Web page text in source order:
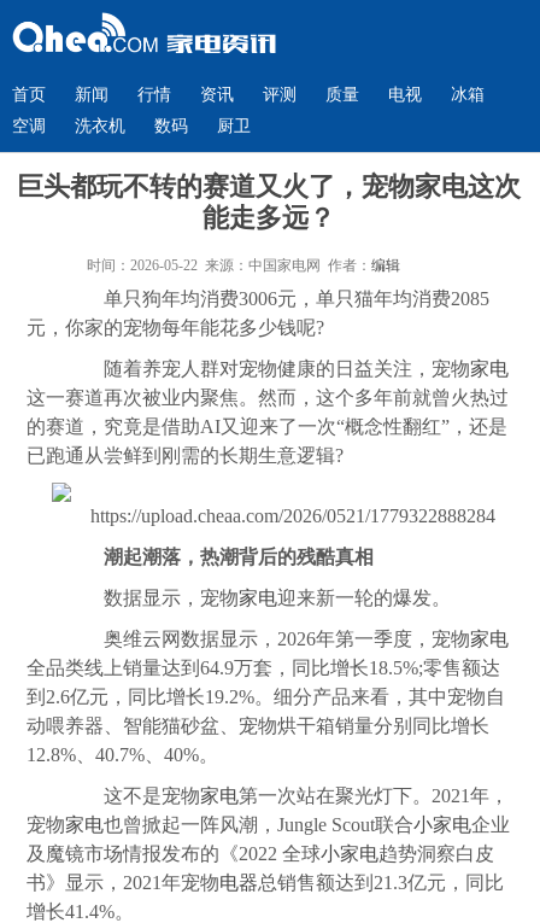
首页 新闻 行情 资讯 评测 质量 电视
冰箱
空调
洗衣机 数码 厨卫
巨头都玩不转的赛道又火了，宠物家电这次
能走多远？
时间：2026-05-22 来源：中国家电网 作者： 编辑
单只狗年均消费3006元，单只猫年均消费2085
元，你家的宠物每年能花多少钱呢?
随着养宠人群对宠物健康的日益关注，宠物家电
这一赛道再次被业内聚焦。然而，这个多年前就曾火热过
的赛道，究竟是借助AI又迎来了一次“概念性翻红”，还是
已跑通从尝鲜到刚需的长期生意逻辑?
潮起潮落，热潮背后的残酷真相
数据显示，宠物家电迎来新一轮的爆发。
奥维云网数据显示，2026年第一季度，宠物家电
全品类线上销量达到64.9万套，同比增长18.5%;零售额达
到2.6亿元，同比增长19.2%。细分产品来看，其中宠物自
动喂养器、智能猫砂盆、宠物烘干箱销量分别同比增长
12.8%、40.7%、40%。
这不是宠物家电第一次站在聚光灯下。2021年，
宠物家电也曾掀起一阵风潮，Jungle Scout联合小家电企业
及魔镜市场情报发布的《2022 全球小家电趋势洞察白皮
书》显示，2021年宠物电器总销售额达到21.3亿元，同比
增长41.4%。